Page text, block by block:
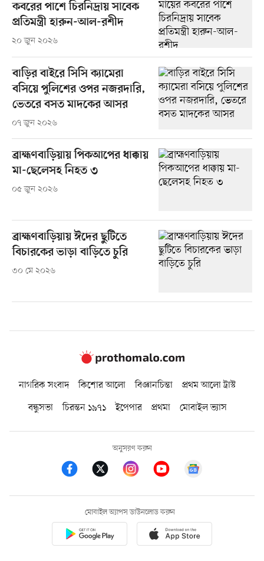
কবরের পাশে চিরনিদ্রায় সাবেক
প্রতিমন্ত্রী হারুন-আল-রশীদ
২০ জুন ২০২৬
বাড়ির বাইরে সিসি ক্যামেরা
বসিয়ে পুলিশের ওপর নজরদারি,
ভেতরে বসত মাদকের আসর
০৭ জুন ২০২৬
ব্রাহ্মণবাড়িয়ায় পিকআপের ধাক্কায়
মা-ছেলেসহ নিহত ৩
০৫ জুন ২০২৬
ব্রাহ্মণবাড়িয়ায় ঈদের ছুটিতে
বিচারকের ভাড়া বাড়িতে চুরি
৩০ মে ২০২৬
নাগরিক সংবাদ কিশোর আলো বিজ্ঞানচিন্তা
প্রথম আলো ট্রাস্ট
বন্ধুসভা
চিরন্তন ১৯৭১ ইপেপার প্রথমা মোবাইল ভ্যাস
অনুসরণ করুন
মোবাইল অ্যাপস ডাউনলোড করুন